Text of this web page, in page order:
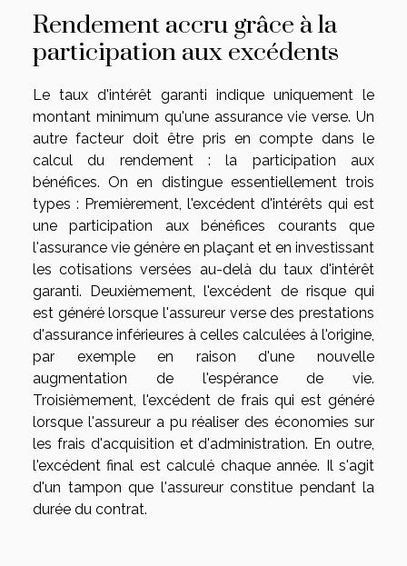
Rendement accru grâce à la
participation aux excédents
Le taux d'intérêt garanti indique uniquement le
montant minimum qu'une assurance vie verse. Un
autre facteur doit être pris en compte dans le
calcul du rendement : la participation aux
bénéfices. On en distingue essentiellement trois
types : Premièrement, l'excédent d'intérêts qui est
une participation aux bénéfices courants que
l'assurance vie génère en plaçant et en investissant
les cotisations versées au-delà du taux d'intérêt
garanti. Deuxièmement, l'excédent de risque qui
est généré lorsque l'assureur verse des prestations
d'assurance inférieures à celles calculées à l'origine,
par exemple en raison d'une nouvelle
augmentation de l'espérance de vie.
Troisièmement, l'excédent de frais qui est généré
lorsque l'assureur a pu réaliser des économies sur
les frais d'acquisition et d'administration. En outre,
l'excédent final est calculé chaque année. Il s'agit
d'un tampon que l'assureur constitue pendant la
durée du contrat.